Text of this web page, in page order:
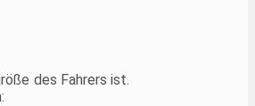
des Fahrers ist.